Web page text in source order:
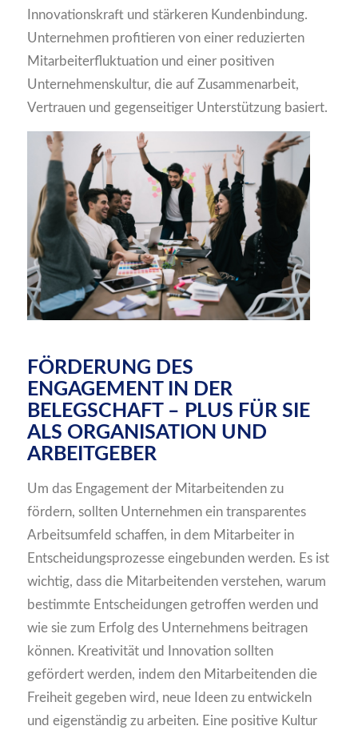
Innovationskraft und stärkeren Kundenbindung.
Unternehmen profitieren von einer reduzierten
Mitarbeiterfluktuation und einer positiven
Unternehmenskultur, die auf Zusammenarbeit,
Vertrauen und gegenseitiger Unterstützung basiert.
FÖRDERUNG DES
ENGAGEMENT IN DER
BELEGSCHAFT – PLUS FÜR SIE
ALS ORGANISATION UND
ARBEITGEBER
Um das Engagement der Mitarbeitenden zu
fördern, sollten Unternehmen ein transparentes
Arbeitsumfeld schaffen, in dem Mitarbeiter in
Entscheidungsprozesse eingebunden werden. Es ist
wichtig, dass die Mitarbeitenden verstehen, warum
bestimmte Entscheidungen getroffen werden und
wie sie zum Erfolg des Unternehmens beitragen
können. Kreativität und Innovation sollten
gefördert werden, indem den Mitarbeitenden die
Freiheit gegeben wird, neue Ideen zu entwickeln
und eigenständig zu arbeiten. Eine positive Kultur